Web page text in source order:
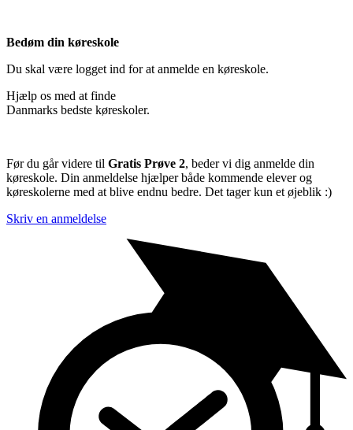
Bedøm din køreskole
Du skal være logget ind for at anmelde en køreskole.
Hjælp os med at finde
Danmarks bedste køreskoler.
Før du går videre til Gratis Prøve 2, beder vi dig anmelde din
køreskole. Din anmeldelse hjælper både kommende elever og
køreskolerne med at blive endnu bedre. Det tager kun et øjeblik :)
Skriv en anmeldelse